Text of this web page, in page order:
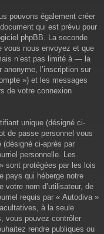
pouvons également créer
qui est prévu pour
phpBB. La seconde
vous nous envoyez et que
n’est pas limité à — la
anonyme, l’inscription sur
») et les messages
de votre connexion
unique (désigné ci-
de passe personnel vous
ci-après par
personnelle. Les
sont protégées par les lois
pays qui héberge notre
votre nom d’utilisateur, de
requis par « Autodiva »
à la seule
vous pouvez contrôler
rendre publiques ou